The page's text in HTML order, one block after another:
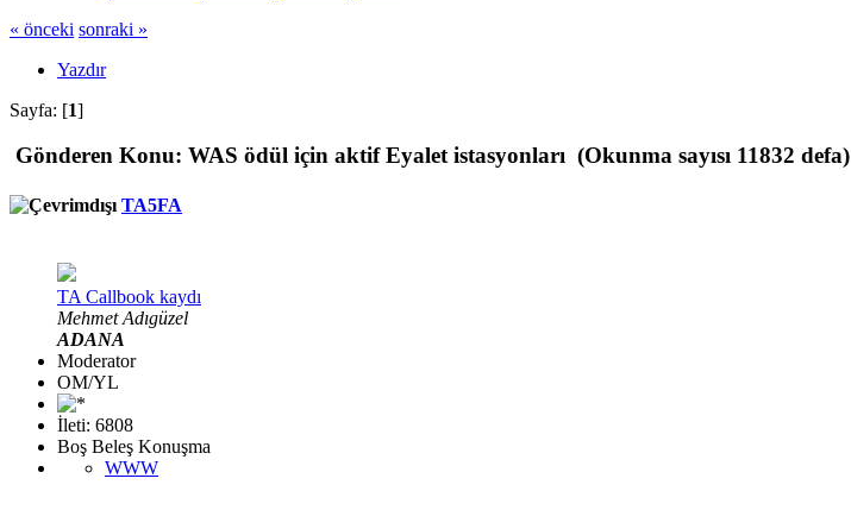
« önceki sonraki »
Yazdır
Sayfa: [1]
Gönderen Konu: WAS ödül için aktif Eyalet istasyonları (Okunma sayısı 11832 defa)
TA5FA
TA Callbook kaydı
Mehmet Adıgüzel
ADANA
Moderator
OM/YL
İleti: 6808
Boş Beleş Konuşma
WWW